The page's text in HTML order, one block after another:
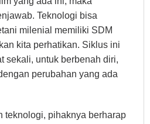
Teknologi bisa
milenial memiliki SDM
kita perhatikan. Siklus ini
sekali, untuk berbenah diri,
perubahan yang ada
teknologi, pihaknya berharap